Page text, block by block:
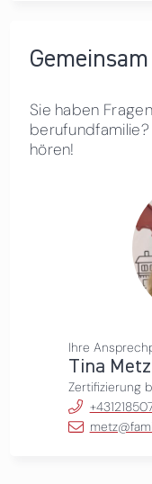
Sie haben
berufundfamilie?
hören!
Ihre
Tina Metz
Zertifizierung